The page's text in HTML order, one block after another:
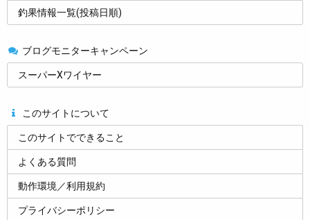
釣果情報一覧(投稿日順)
ブログモニターキャンペーン
スーパーXワイヤー
このサイトについて
このサイトでできること
よくある質問
動作環境／利用規約
プライバシーポリシー